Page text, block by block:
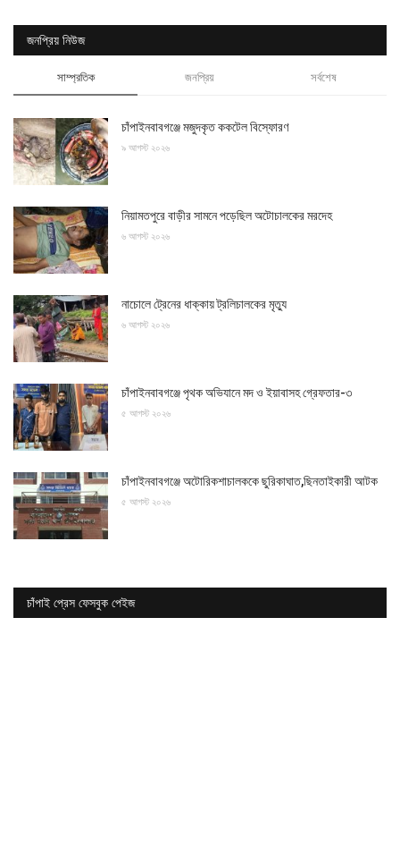
জনপ্রিয় নিউজ
সাম্প্রতিক জনপ্রিয় সর্বশেষ
চাঁপাইনবাবগঞ্জে মজুদকৃত ককটেল বিস্ফোরণ
৯ আগস্ট ২০২৬
নিয়ামতপুরে বাড়ীর সামনে পড়েছিল অটোচালকের মরদেহ
৬ আগস্ট ২০২৬
নাচোলে ট্রেনের ধাক্কায় ট্রলিচালকের মৃত্যু
৬ আগস্ট ২০২৬
চাঁপাইনবাবগঞ্জে পৃথক অভিযানে মদ ও ইয়াবাসহ গ্রেফতার-৩
৫ আগস্ট ২০২৬
চাঁপাইনবাবগঞ্জে অটোরিকশাচালককে ছুরিকাঘাত,ছিনতাইকারী আটক
৫ আগস্ট ২০২৬
চাঁপাই প্রেস ফেসবুক পেইজ